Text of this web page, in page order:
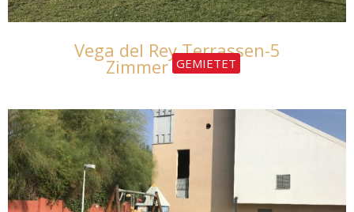
Vega del Rey Terrassen-5
Zimmer GEMIETET